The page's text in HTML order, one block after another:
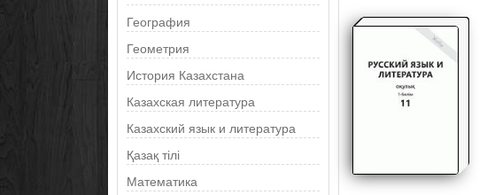
География
Геометрия
История Казахстана
Казахская литература
Казахский язык и литература
Қазақ тілі
Математика